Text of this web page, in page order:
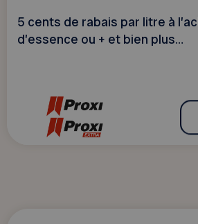
5 cents de rabais par litre à
d’essence ou + et bien plus…